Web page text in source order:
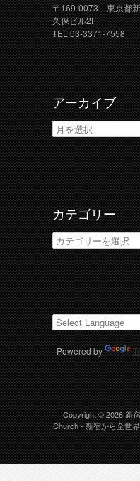
〒169-0073 東京都
久保ビル2F
TEL 03-3371-7558
アーカイブ
ア
ー
カ
イ
ブ
カテゴリー
カ
テ
ゴ
リ
ー
Powered by
Copyright © 2026新
Church- 新宿から全世